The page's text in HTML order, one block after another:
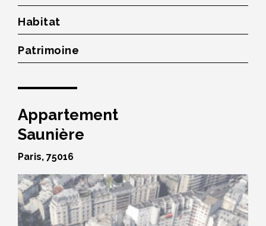
Habitat
Patrimoine
Appartement
Saunière
Paris, 75016